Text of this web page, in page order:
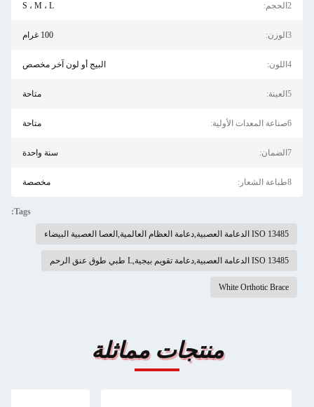
2الحجم: S ، M ، L
3الوزن: 100 غرام
4اللون: البيج أو لون آخر مخصص
5العينة: متاحة
6صناعة المعدات الأولية: متاحة
7الضمان: سنة واحدة
8طباعة الشعار: مخصصة
Tags:
ISO 13485 الدعامة العصبية,دعامة العظام العالمية,العصا العصبية البيضاء
ISO 13485 الدعامة العصبية,دعامة تقويم بيجية,L طبي طوق عنق الرحم
White Orthotic Brace
منتجات مماثلة